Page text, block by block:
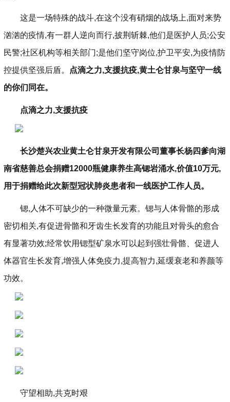
这是一场特殊的战斗,在这个没有硝烟的战场上,面对来势
汹汹的疫情,有一群人逆向而行,披荆斩棘,他们是医护人员;公安
民警;社区机构等相关部门;是他们坚守岗位,护卫平安,为疫情防
控提供坚强后盾。 点滴之力,支援抗疫,黄土仑甘泉与坚守一线
的你们同在。
点滴之力,支援抗疫
长沙楚兴农业黄土仑甘泉开发有限公司董事长杨四爹向湖
南省慈善总会捐赠12000瓶健康养生高锶岩涌水,价值10万元,
用于捐赠给此次新型冠状肺炎患者和一线医护工作人员。
锶,人体不可缺少的一种微量元素。锶与人体骨骼的形成
密切相关,有促进骨骼和牙齿生长发育的功能且对骨头的愈合
有显著功效;经常饮用锶型矿泉水可以起到强壮骨骼、促进人
体器官生长发育,增强人体免疫力,提高智力,延缓衰老和养颜等
功效。
守望相助,共克时艰